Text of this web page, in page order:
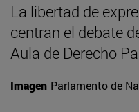
La libertad de
centran el debate
Aula de Derecho
Imagen Parlamento de